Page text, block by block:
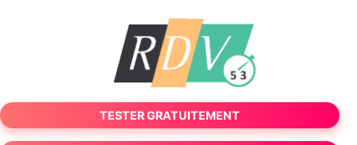
TESTER GRATUITEMENT